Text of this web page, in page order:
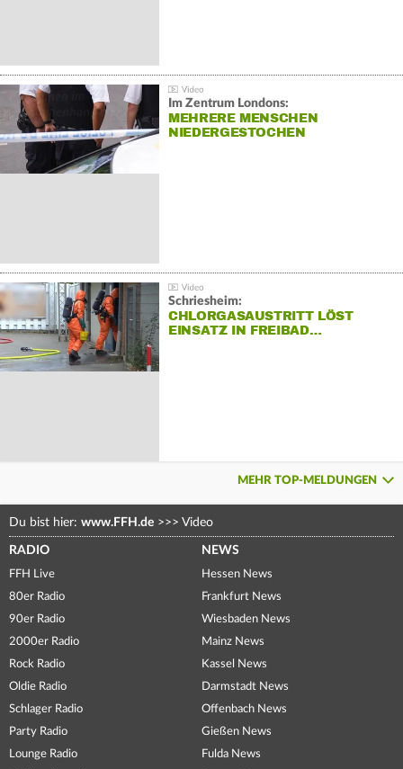
Im Zentrum Londons:
MEHRERE MENSCHEN
NIEDERGESTOCHEN
Schriesheim:
CHLORGASAUSTRITT LÖST
EINSATZ IN FREIBAD…
MEHR TOP-MELDUNGEN
Du bist hier: www.FFH.de >>> Video
RADIO
FFH Live
80er Radio
90er Radio
2000er Radio
Rock Radio
Oldie Radio
Schlager Radio
Party Radio
Lounge Radio
NEWS
Hessen News
Frankfurt News
Wiesbaden News
Mainz News
Kassel News
Darmstadt News
Offenbach News
Gießen News
Fulda News